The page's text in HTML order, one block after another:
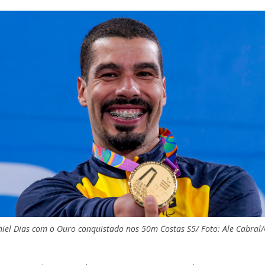
Dias com o Ouro conquistado nos 50m Costas S5/ Foto: Ale Cabral/